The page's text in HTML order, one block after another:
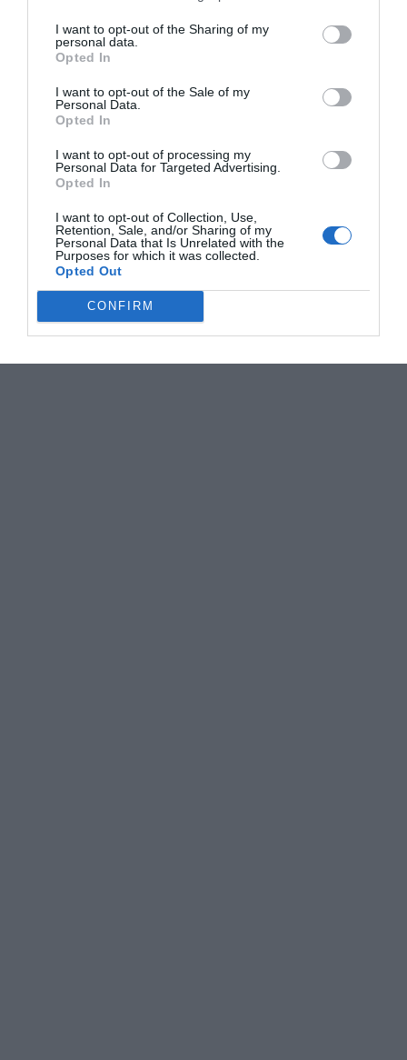
I want to opt-out of the Sharing of my
personal data.
Opted In
I want to opt-out of the Sale of my
Personal Data.
Opted In
I want to opt-out of processing my
Personal Data for Targeted Advertising.
Opted In
I want to opt-out of Collection, Use,
Retention, Sale, and/or Sharing of my
Personal Data that Is Unrelated with the
Purposes for which it was collected.
Opted Out
CONFIRM